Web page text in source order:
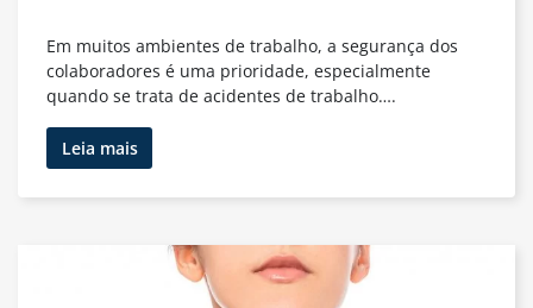
Em muitos ambientes de trabalho, a segurança dos
colaboradores é uma prioridade, especialmente
quando se trata de acidentes de trabalho….
Leia maisPor
Que
Fazer
Toxicológico